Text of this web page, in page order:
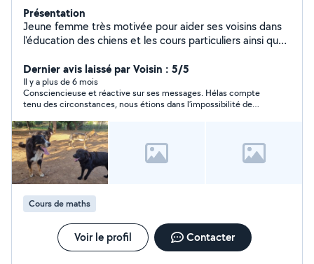
Présentation
Jeune femme très motivée pour aider ses voisins dans
l'éducation des chiens et les cours particuliers ainsi que
Dernier avis laissé par Voisin : 5/5
Il y a plus de 6 mois
Consciencieuse et réactive sur ses messages. Hélas compte
tenu des circonstances, nous étions dans l’impossibilité de
Cours de maths
Voir le profil Contacter